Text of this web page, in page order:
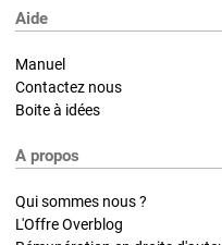
Aide
Manuel
Contactez nous
Boite à idées
A propos
Qui sommes nous ?
L'Offre Overblog